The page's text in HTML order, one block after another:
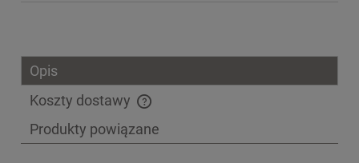
Opis
Koszty dostawy
Cena nie zawiera ewentualnych kosztów płatności
Produkty powiązane